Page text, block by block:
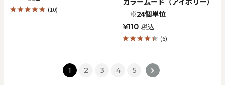
(10)
※24個単位
¥110 税込
(6)
1 2 3 4 5 >